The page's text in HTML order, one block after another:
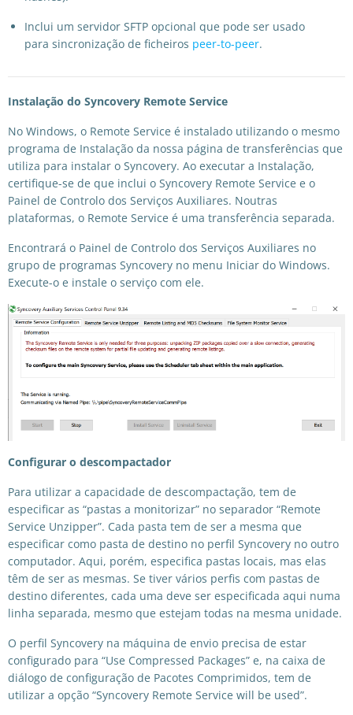
Inclui um servidor SFTP opcional que pode ser usado
para sincronização de ficheiros peer-to-peer.
Instalação do Syncovery Remote Service
No Windows, o Remote Service é instalado utilizando o mesmo
programa de Instalação da nossa página de transferências que
utiliza para instalar o Syncovery. Ao executar a Instalação,
certifique-se de que inclui o Syncovery Remote Service e o
Painel de Controlo dos Serviços Auxiliares. Noutras
plataformas, o Remote Service é uma transferência separada.
Encontrará o Painel de Controlo dos Serviços Auxiliares no
grupo de programas Syncovery no menu Iniciar do Windows.
Execute-o e instale o serviço com ele.
Configurar o descompactador
Para utilizar a capacidade de descompactação, tem de
especificar as “pastas a monitorizar” no separador “Remote
Service Unzipper”. Cada pasta tem de ser a mesma que
especificar como pasta de destino no perfil Syncovery no outro
computador. Aqui, porém, especifica pastas locais, mas elas
têm de ser as mesmas. Se tiver vários perfis com pastas de
destino diferentes, cada uma deve ser especificada aqui numa
linha separada, mesmo que estejam todas na mesma unidade.
O perfil Syncovery na máquina de envio precisa de estar
configurado para “Use Compressed Packages” e, na caixa de
diálogo de configuração de Pacotes Comprimidos, tem de
utilizar a opção “Syncovery Remote Service will be used”.